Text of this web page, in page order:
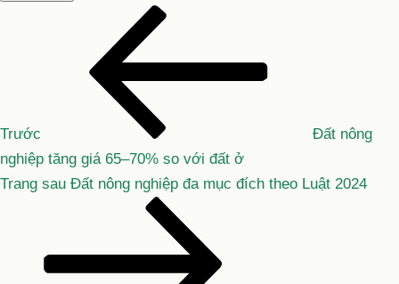
viết
Trước
Đất nông
nghiệp tăng giá 65–70% so với đất ở
Bài
Trang sau Đất nông nghiệp đa mục đích theo Luật 2024